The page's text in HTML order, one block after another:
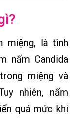
miệng, là tình
nấm Candida
miệng và
nhiên, nấm
quá mức khi